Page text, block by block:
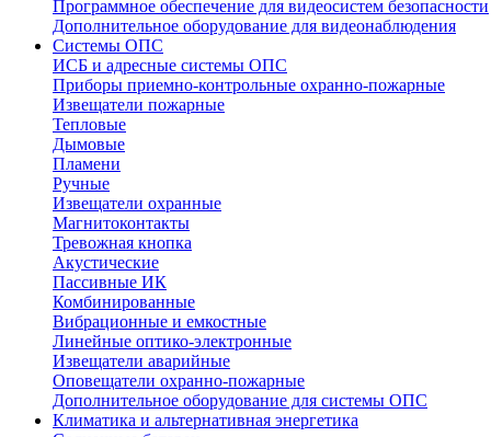
Программное обеспечение для видеосистем безопасности
Дополнительное оборудование для видеонаблюдения
Системы ОПС
ИСБ и адресные системы ОПС
Приборы приемно-контрольные охранно-пожарные
Извещатели пожарные
Тепловые
Дымовые
Пламени
Ручные
Извещатели охранные
Магнитоконтакты
Тревожная кнопка
Акустические
Пассивные ИК
Комбинированные
Вибрационные и емкостные
Линейные оптико-электронные
Извещатели аварийные
Оповещатели охранно-пожарные
Дополнительное оборудование для системы ОПС
Климатика и альтернативная энергетика